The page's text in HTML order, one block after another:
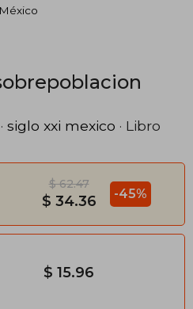
México
siglo xxi mexico · Libro
$ 62.47
$ 34.36 -45%
$ 15.96